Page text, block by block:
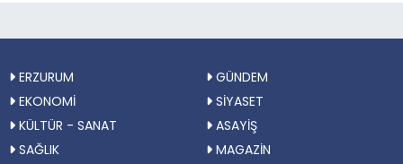
ERZURUM
GÜNDEM
EKONOMİ
SİYASET
KÜLTÜR - SANAT
ASAYİŞ
SAĞLIK
MAGAZİN